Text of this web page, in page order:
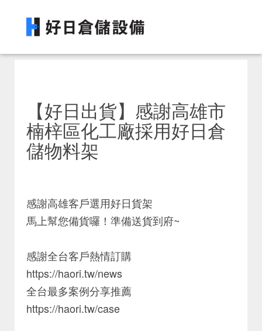
【好日出貨】感謝高雄市
楠梓區化工廠採用好日倉
儲物料架
感謝高雄客戶選用好日貨架
馬上幫您備貨囉！準備送貨到府~
感謝全台客戶熱情訂購
https://haori.tw/news
全台最多案例分享推薦
https://haori.tw/case